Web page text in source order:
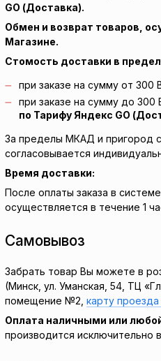
GO (Доставка).
Обмен и возврат товаров,
Магазине.
Стомость доставки в
при заказе на сумму от 300
при заказе на сумму до 300
по Тарифу Яндекс GO
За пределы МКАД и пригород
согласовывается
Время доставки:
После оплаты заказа в
осуществляется в течение 1
Самовывоз
Забрать товар Вы можете в
(Минск, ул. Уманская, 54, ТЦ
помещение №2, карту
Оплата наличными или
производится исключительно